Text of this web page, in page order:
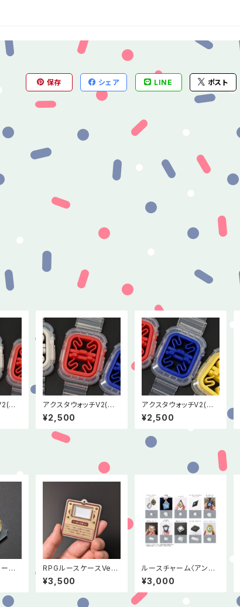
保存 シェア LINE ポスト
ホ
アクスタウォッチV2(レッ
ド)
¥2,500
アクスタウォッチV2(ブ
ルー)
¥2,500
チ<
RPGルースケースVer
2.5
¥3,500
ルースチャーム〈アンテ
ィークミラー4〉
¥3,000